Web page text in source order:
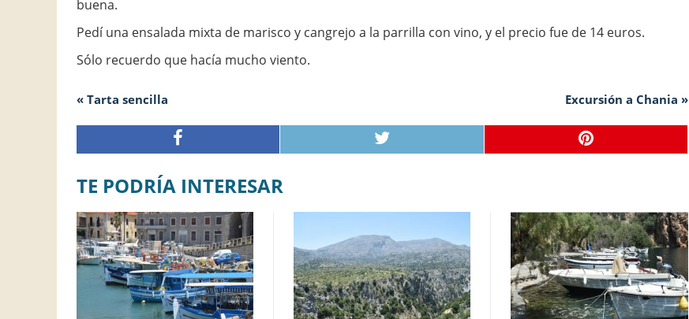
buena.
Pedí una ensalada mixta de marisco y cangrejo a la parrilla con vino, y el precio fue de 14 euros.
Sólo recuerdo que hacía mucho viento.
« Tarta sencilla Excursión a Chania »
TE PODRÍA INTERESAR